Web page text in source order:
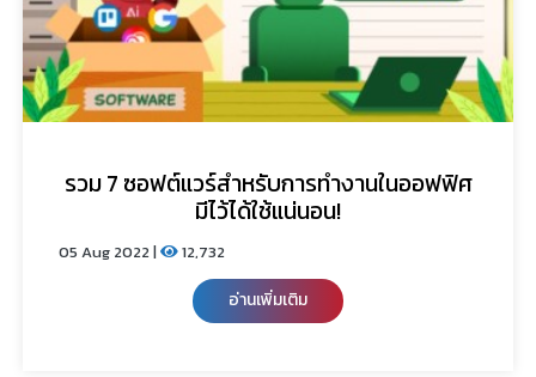
รวม 7 ซอฟต์แวร์สำหรับการทำงานในออฟฟิศ
มีไว้ได้ใช้แน่นอน!
05 Aug 2022 | 12,732
อ่านเพิ่มเติม